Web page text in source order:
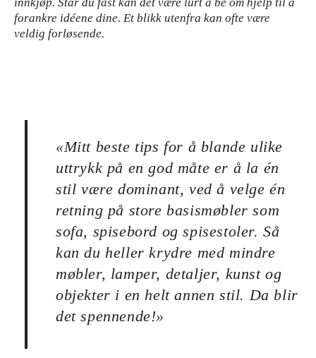
innkjøp. Står du fast kan det være lurt å be om hjelp til å
forankre idéene dine. Et blikk utenfra kan ofte være
veldig forløsende.
«Mitt beste tips for å blande ulike
uttrykk på en god måte er å la én
stil være dominant, ved å velge én
retning på store basismøbler som
sofa, spisebord og spisestoler. Så
kan du heller krydre med mindre
møbler, lamper, detaljer, kunst og
objekter i en helt annen stil. Da blir
det spennende!»